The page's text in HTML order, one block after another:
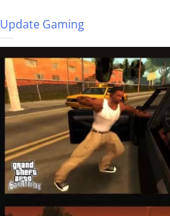
Update Gaming